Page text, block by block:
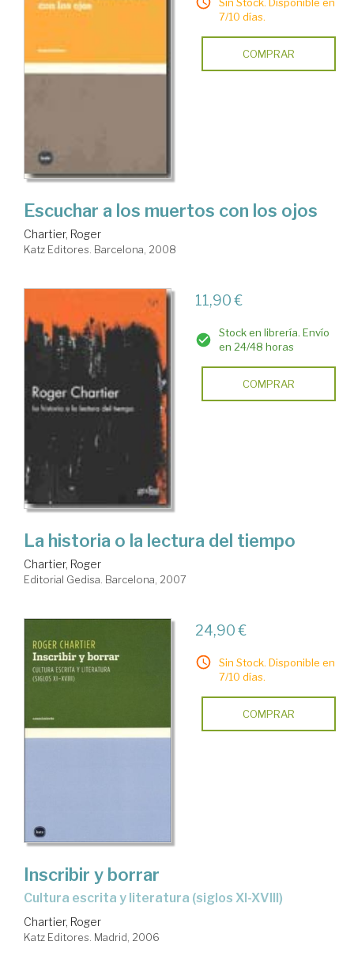
Sin Stock. Disponible en
7/10 días.
COMPRAR
Escuchar a los muertos con los ojos
Chartier, Roger
Katz Editores. Barcelona, 2008
11,90 €
Stock en librería. Envío
en 24/48 horas
COMPRAR
La historia o la lectura del tiempo
Chartier, Roger
Editorial Gedisa. Barcelona, 2007
24,90 €
Sin Stock. Disponible en
7/10 días.
COMPRAR
Inscribir y borrar
cultura escrita y literatura (siglos XI-XVIII)
Chartier, Roger
Katz Editores. Madrid, 2006